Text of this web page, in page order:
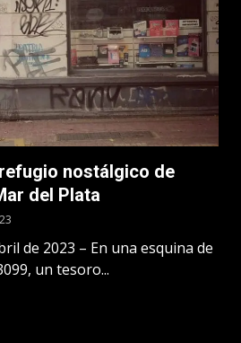
nostálgico de
del Plata
de 2023 – En una esquina de
un tesoro...